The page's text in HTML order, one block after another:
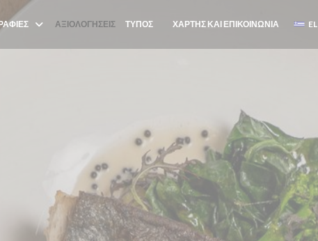
ΑΞΙΟΛΟΓΉΣΕΙΣ ΤΎΠΟΣ ((ΑΝΟΊΓΕΙ ΣΕ ΝΈΟ ΠΑΡΆΘΥΡΟ))
ΧΆΡΤΗΣ ΚΑΙ ΕΠΙΚΟΙΝΩΝΊΑ EL